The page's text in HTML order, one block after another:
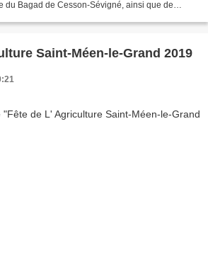
du Bagad de Cesson-Sévigné, ainsi que de
Saint-Méen-le-Grand 2019